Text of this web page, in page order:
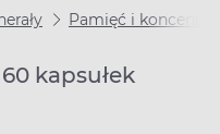
Pamięć i
kapsułek